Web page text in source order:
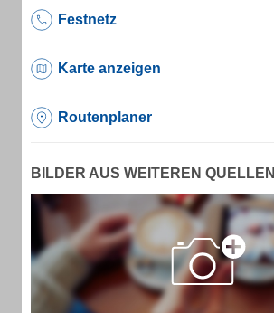
Festnetz
Karte anzeigen
Routenplaner
BILDER AUS WEITEREN QUELLEN